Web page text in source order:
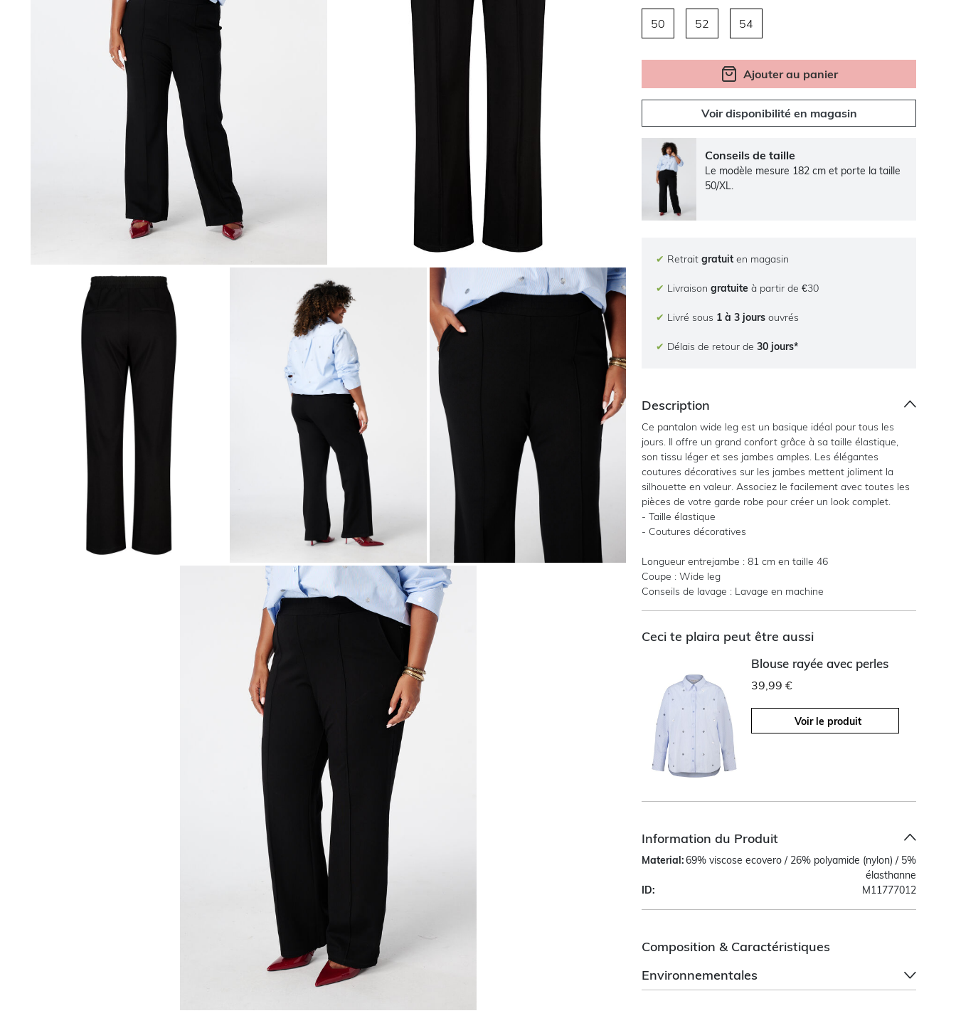
50 52 54
Ajouter au panier
Voir disponibilité en magasin
Conseils de taille
Le modèle mesure 182 cm et porte la taille
50/XL.
✔ Retraitgratuit en magasin
✔ Livraisongratuite à partir de €30
✔ Livré sous 1 à 3 jours ouvrés
✔ Délais de retour de30 jours*
Description
Ce pantalon wide leg est un basique idéal pour tous les
jours. Il offre un grand confort grâce à sa taille élastique,
son tissu léger et ses jambes amples. Les élégantes
coutures décoratives sur les jambes mettent joliment la
silhouette en valeur. Associez le facilement avec toutes les
pièces de votre garde robe pour créer un look complet.
- Taille élastique
- Coutures décoratives
Longueur entrejambe : 81 cm en taille 46
Coupe : Wide leg
Conseils de lavage : Lavage en machine
Ceci te plaira peut être aussi
Blouse rayée avec perles
39,99 €
Voir le produit
Information du Produit
Material:69% viscose ecovero / 26% polyamide (nylon) / 5%
élasthanne
ID:
M11777012
Composition & Caractéristiques
Environnementales